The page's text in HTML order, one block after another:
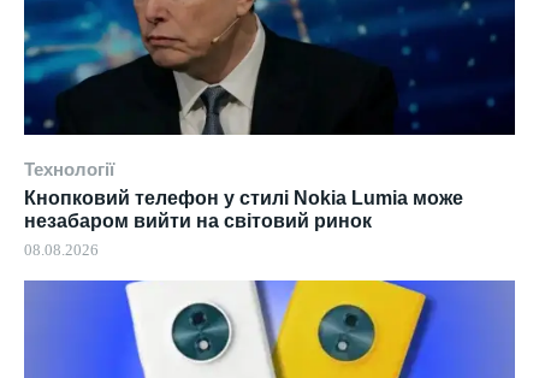
Технології
Кнопковий телефон у стилі Nokia Lumia може
незабаром вийти на світовий ринок
08.08.2026